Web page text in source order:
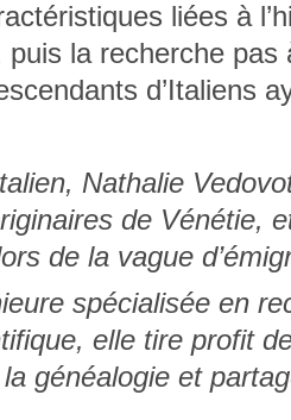
liées à
puis la recherche
d’Italiens
Nathalie
de Vénétie,
de la vague
spécialisée en
elle tire profit
généalogie et